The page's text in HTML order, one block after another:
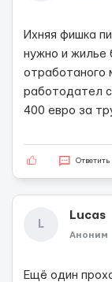
Ихняя фишка
нужно и жилье
отработаного
работодател
400 евро за
Ответить
L
Lucas
Аноним
Ещё один